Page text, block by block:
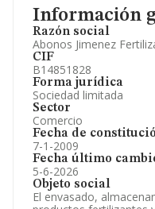
Información
Razón social
Abonos Jimenez
CIF
B14851828
Forma jurídica
Sociedad limitada
Sector
Comercio
Fecha de
7-1-2009
Fecha último
5-6-2026
Objeto social
El envasado,
Información oficial